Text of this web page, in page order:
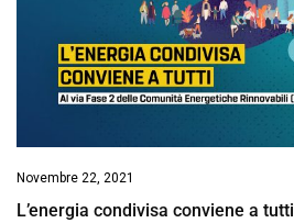
Novembre 22, 2021
L’energia condivisa conviene a tutti